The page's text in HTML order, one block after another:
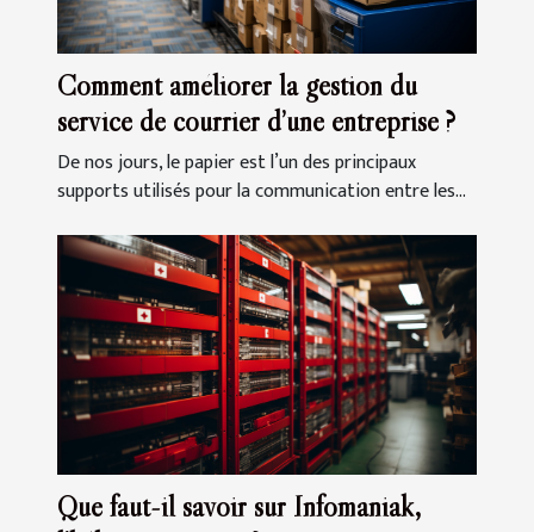
Comment améliorer la gestion du
service de courrier d’une entreprise ?
De nos jours, le papier est l’un des principaux
supports utilisés pour la communication entre les...
Que faut-il savoir sur Infomaniak,